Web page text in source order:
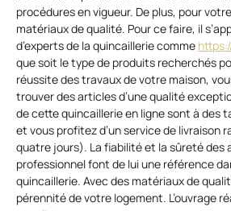
procédures en vigueur. De plus, pour
matériaux de qualité. Pour ce faire, il
d’experts de la quincaillerie comme
que soit le type de produits recherchés
réussite des travaux de votre maison,
trouver des articles d’une qualité
de cette quincaillerie en ligne sont à des
et vous profitez d’un service de livraison
quatre jours). La fiabilité et la sûreté des
professionnel font de lui une référence
quincaillerie. Avec des matériaux de
pérennité de votre logement. L’ouvrage